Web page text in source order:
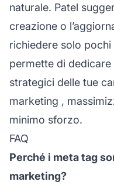
naturale. Patel
creazione o
richiedere solo
permette di
strategici delle tue
marketing ,
minimo sforzo.
FAQ
Perché i meta tag
marketing?